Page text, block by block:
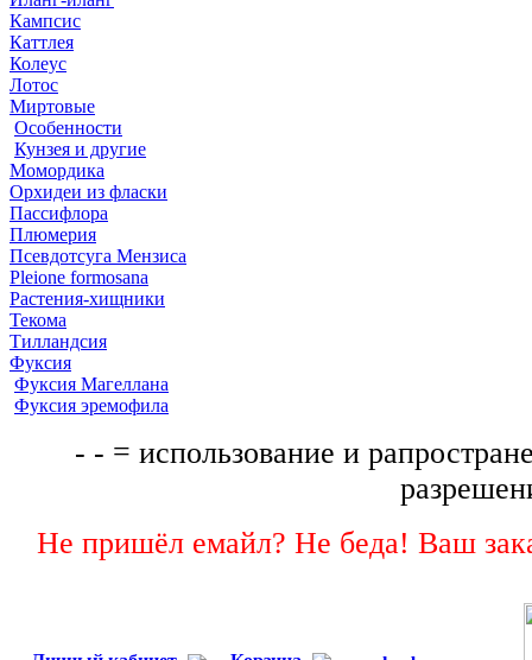
Кампсис
Каттлея
Колеус
Лотос
Миртовые
Особенности
Кунзея и другие
Момордика
Орхидеи из фласки
Пассифлора
Плюмерия
Псевдотсуга Мензиса
Pleione formosana
Растения-хищники
Текома
Тилландсия
Фуксия
Фуксия Магеллана
Фуксия эремофила
- - = использование и
Не пришёл емайл? Не беда! Ваш